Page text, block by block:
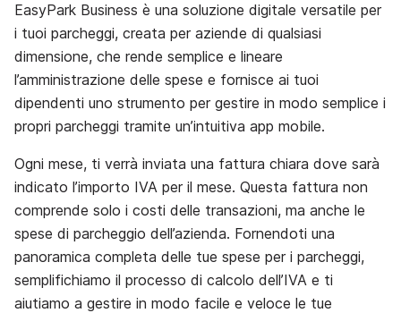
EasyPark Business è una soluzione digitale versatile per
i tuoi parcheggi, creata per aziende di qualsiasi
dimensione, che rende semplice e lineare
l’amministrazione delle spese e fornisce ai tuoi
dipendenti uno strumento per gestire in modo semplice i
propri parcheggi tramite un’intuitiva app mobile.
Ogni mese, ti verrà inviata una fattura chiara dove sarà
indicato l’importo IVA per il mese. Questa fattura non
comprende solo i costi delle transazioni, ma anche le
spese di parcheggio dell’azienda. Fornendoti una
panoramica completa delle tue spese per i parcheggi,
semplifichiamo il processo di calcolo dell’IVA e ti
aiutiamo a gestire in modo facile e veloce le tue